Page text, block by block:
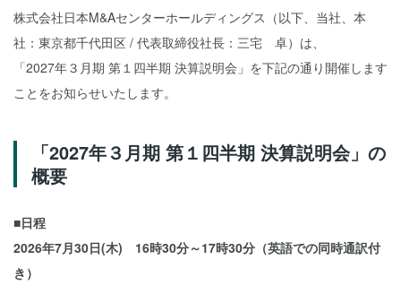
株式会社日本M&Aセンターホールディングス（以下、当社、本
社：東京都千代田区 / 代表取締役社長：三宅 卓）は、
「2027年３月期 第１四半期 決算説明会」を下記の通り開催します
ことをお知らせいたします。
「2027年３月期 第１四半期 決算説明会」の
概要
■日程
2026年7月30日(木) 16時30分～17時30分（英語での同時通訳付
き）